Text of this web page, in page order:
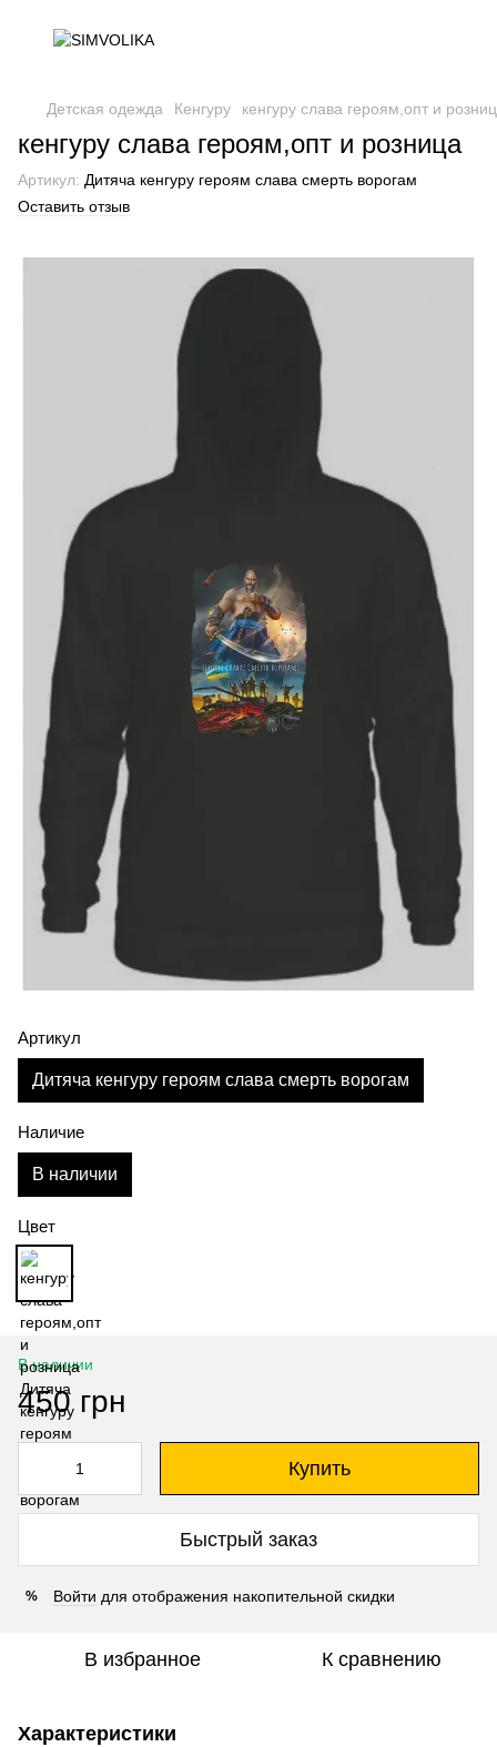
Детская одежда Кенгуру кенгуру слава героям,опт и
кенгуру слава героям,опт и розница
Артикул: Дитяча кенгуру героям слава смерть ворогам
Оставить отзыв
Артикул
Дитяча кенгуру героям слава смерть ворогам
Наличие
В наличии
Цвет
В наличии
450 грн
Купить
Быстрый заказ
% Войти для отображения накопительной скидки
В избранное К сравнению
Характеристики